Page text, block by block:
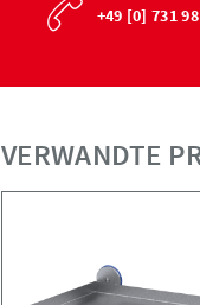
+49 [0] 731
VERWANDTE